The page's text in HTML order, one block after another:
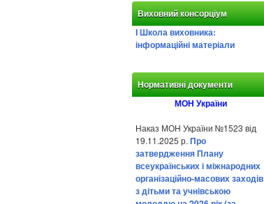
Виховний консорціум
І Школа виховника:
інформаційні матеріали
Нормативні документи
МОН України
Наказ МОН України №1523 від
19.11.2025 р. Про
затвердження Плану
всеукраїнських і міжнародних
організаційно-масових заходів
з дітьми та учнівською